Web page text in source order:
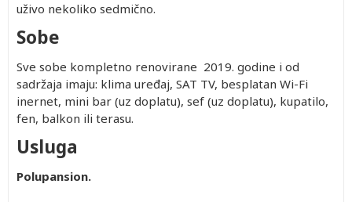
uživo nekoliko sedmično.
Sobe
Sve sobe kompletno renovirane 2019. godine i od
sadržaja imaju: klima uređaj, SAT TV, besplatan Wi-Fi
inernet, mini bar (uz doplatu), sef (uz doplatu), kupatilo,
fen, balkon ili terasu.
Usluga
Polupansion.